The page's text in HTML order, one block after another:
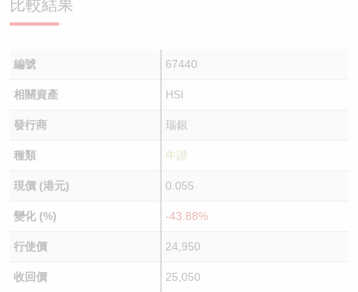
比較結果
編號 67440
相關資產 HSI
發行商 瑞銀
種類 牛證
現價 (港元) 0.055
變化 (%) -43.88%
行使價 24,950
收回價 25,050